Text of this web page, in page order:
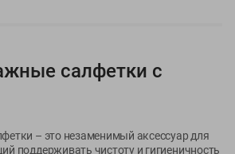
салфетки с
– это незаменимый аксессуар для
поддерживать чистоту и гигиеничность